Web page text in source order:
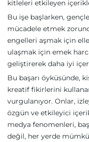
kitleleri etkileyen
Bu işe başlarken,
mücadele etmek
engelleri aşmak için
ulaşmak için emek
geliştirerek daha iyi
Bu başarı öyküsünde,
kreatif fikirlerini
vurgulanıyor. Onlar,
özgün ve etkileyici
medya fenomenleri,
değil, her yerde